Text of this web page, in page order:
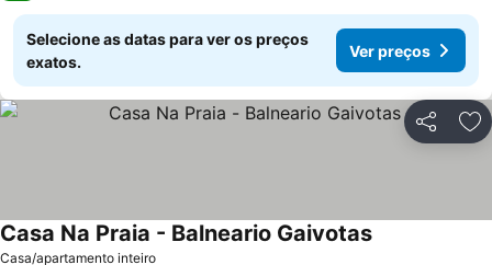
Selecione as datas para ver os preços
exatos.
Ver preços
Partilhar
Casa/apartamento inteiro
Casa Na Praia - Balneario GaivotasVer preços